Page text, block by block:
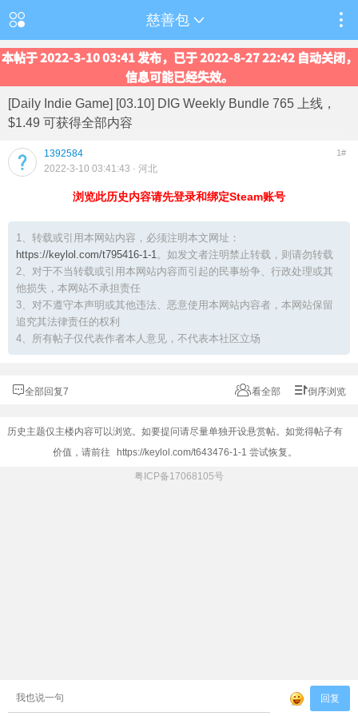
慈善包
本帖于 2022-3-10 03:41 发布，已于 2022-8-27 22:42 自动关闭，
信息可能已经失效。
[Daily Indie Game] [03.10] DIG Weekly Bundle 765 上线，
$1.49 可获得全部内容
1392584 1#
2022-3-10 03:41:43 · 河北
浏览此历史内容请先登录和绑定Steam账号
1、转载或引用本网站内容，必须注明本文网址：
https://keylol.com/t795416-1-1。如发文者注明禁止转载，则请勿转载
2、对于不当转载或引用本网站内容而引起的民事纷争、行政处理或其
他损失，本网站不承担责任
3、对不遵守本声明或其他违法、恶意使用本网站内容者，本网站保留
追究其法律责任的权利
4、所有帖子仅代表作者本人意见，不代表本社区立场
全部回复7 看全部 倒序浏览
历史主题仅主楼内容可以浏览。如要提问请尽量单独开设悬赏帖。如觉得帖子有
价值，请前往
https://keylol.com/t643476-1-1 尝试恢复。
粤ICP备17068105号